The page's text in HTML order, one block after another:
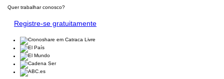
Quer trabalhar conosco?
Registre-se gratuitamente